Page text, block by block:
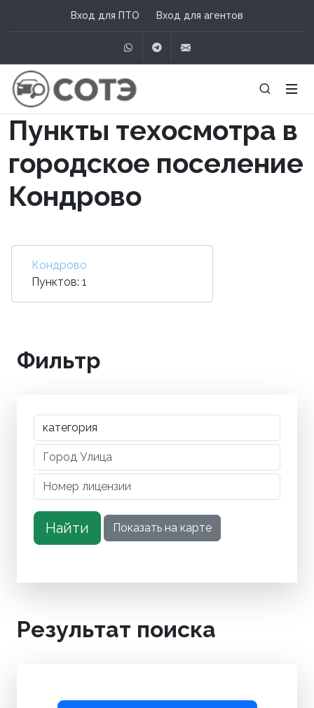
Вход для ПТО Вход для агентов
WhatsAppTelegram
Пункты техосмотра в
городское поселение
Кондрово
Кондрово
Пунктов: 1
Фильтр
Результат поиска